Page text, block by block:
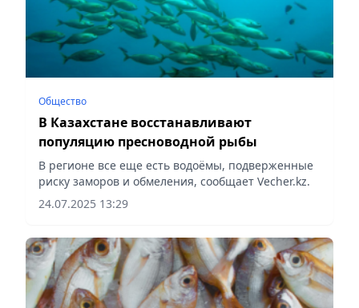
Общество
В Казахстане восстанавливают
популяцию пресноводной рыбы
В регионе все еще есть водоёмы, подверженные
риску заморов и обмеления, сообщает Vecher.kz.
24.07.2025 13:29